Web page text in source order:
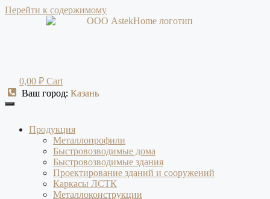
Перейти к содержимому
0,00 ₽ Cart
Продукция
Металлопрофили
Быстровозводимые дома
Быстровозводимые здания
Проектирование зданий и сооружений
Каркасы ЛСТК
Металлоконструкции
Ваш город: Казань
Ваш город: Казань